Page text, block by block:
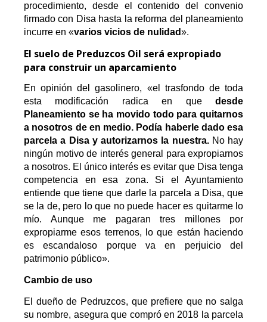
procedimiento, desde el contenido del convenio
firmado con Disa hasta la reforma del planeamiento
incurre en «varios vicios de nulidad».
El suelo de Preduzcos Oil será expropiado
para construir un aparcamiento
En opinión del gasolinero, «el trasfondo de toda
esta modificación radica en que desde
Planeamiento se ha movido todo para quitarnos
a nosotros de en medio. Podía haberle dado esa
parcela a Disa y autorizarnos la nuestra.No hay
ningún motivo de interés general para expropiarnos
a nosotros. El único interés es evitar que Disa tenga
competencia en esa zona. Si el Ayuntamiento
entiende que tiene que darle la parcela a Disa, que
se la de, pero lo que no puede hacer es quitarme lo
mío. Aunque me pagaran tres millones por
expropiarme esos terrenos, lo que están haciendo
es escandaloso porque va en perjuicio del
patrimonio público».
Cambio de uso
El dueño de Pedruzcos, que prefiere que no salga
su nombre, asegura que compró en 2018 la parcela